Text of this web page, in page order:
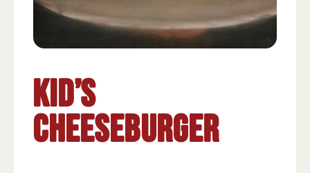
Kid’s
Cheeseburger